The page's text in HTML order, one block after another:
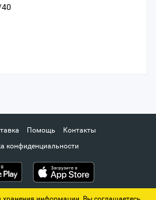
Помощь
Контакты
конфиденциальности